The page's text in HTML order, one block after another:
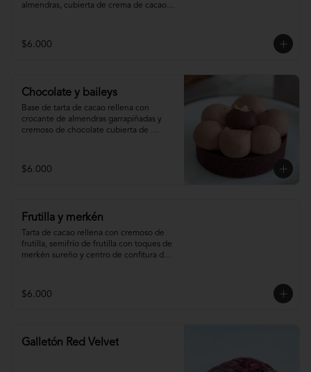
almendras, cubierta de crema de cacao y
$6.000
Chocolate y baileys
Base de tarta de cacao rellena con
crocante de almendras garrapiñadas y
cremoso de chocolate cubierta de
$6.000
Frutilla y merkén
Tarta de cacao rellena con cremoso de
frutilla, semifrío de frutilla con toques de
merkén sureño y centro de confitura de
$6.000
Galletón Red Velvet